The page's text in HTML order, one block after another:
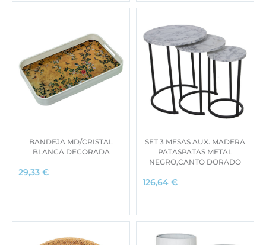
BANDEJA MD/CRISTAL
BLANCA DECORADA
29,33 €
SET 3 MESAS AUX. MADERA
PATASPATAS METAL
NEGRO,CANTO DORADO
126,64 €